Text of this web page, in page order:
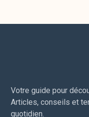
Votre guide pour
Articles, conseils et
quotidien.